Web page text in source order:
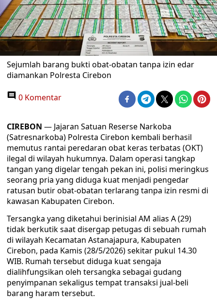
Sejumlah barang bukti obat-obatan tanpa izin edar
diamankan Polresta Cirebon
0 Komentar
CIREBON — Jajaran Satuan Reserse Narkoba
(Satresnarkoba) Polresta Cirebon kembali berhasil
memutus rantai peredaran obat keras terbatas (OKT)
ilegal di wilayah hukumnya. Dalam operasi tangkap
tangan yang digelar tengah pekan ini, polisi meringkus
seorang pria yang diduga kuat menjadi pengedar
ratusan butir obat-obatan terlarang tanpa izin resmi di
kawasan Kabupaten Cirebon.
​Tersangka yang diketahui berinisial AM alias A (29)
tidak berkutik saat disergap petugas di sebuah rumah
di wilayah Kecamatan Astanajapura, Kabupaten
Cirebon, pada Kamis (28/5/2026) sekitar pukul 14.30
WIB. Rumah tersebut diduga kuat sengaja
dialihfungsikan oleh tersangka sebagai gudang
penyimpanan sekaligus tempat transaksi jual-beli
barang haram tersebut.